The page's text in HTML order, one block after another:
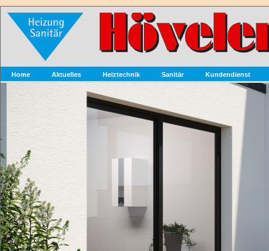
Home Aktuelles Heiztechnik Sanitär Kundendienst